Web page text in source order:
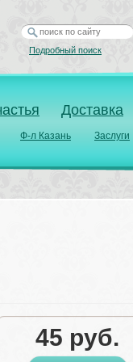
Доставка
Ф-л Казань Заслуги
Подробный поиск
45 руб.